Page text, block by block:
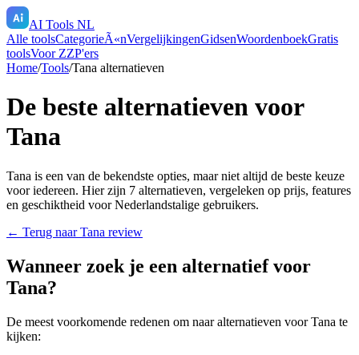
AI Tools NL
Alle toolsCategorieÃ«nVergelijkingenGidsenWoordenboekGratis
toolsVoor ZZP'ers
Home/Tools/Tana alternatieven
De beste alternatieven voor
Tana
Tana is een van de bekendste opties, maar niet altijd de beste keuze
voor iedereen. Hier zijn 7 alternatieven, vergeleken op prijs, features
en geschiktheid voor Nederlandstalige gebruikers.
← Terug naarTana review
Wanneer zoek je een alternatief voor
Tana?
De meest voorkomende redenen om naar alternatieven voorTana te
kijken: